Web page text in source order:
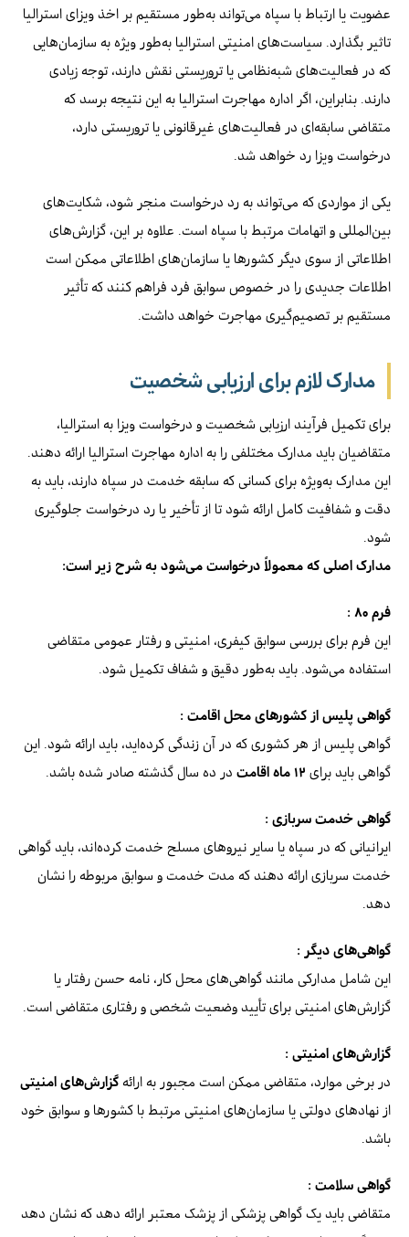
عضویت یا ارتباط با سپاه می‌تواند به‌طور مستقیم بر اخذ ویزای استرالیا
تاثیر بگذارد. سیاست‌های امنیتی استرالیا به‌طور ویژه به سازمان‌هایی
که در فعالیت‌های شبه‌نظامی یا تروریستی نقش دارند، توجه زیادی
دارند. بنابراین، اگر اداره مهاجرت استرالیا به این نتیجه برسد که
متقاضی سابقه‌ای در فعالیت‌های غیرقانونی یا تروریستی دارد،
درخواست ویزا رد خواهد شد.
یکی از مواردی که می‌تواند به رد درخواست منجر شود، شکایت‌های
بین‌المللی و اتهامات مرتبط با سپاه است. علاوه بر این، گزارش‌های
اطلاعاتی از سوی دیگر کشورها یا سازمان‌های اطلاعاتی ممکن است
اطلاعات جدیدی را در خصوص سوابق فرد فراهم کنند که تأثیر
مستقیم بر تصمیم‌گیری مهاجرت خواهد داشت.
مدارک لازم برای ارزیابی شخصیت
برای تکمیل فرآیند ارزیابی شخصیت و درخواست ویزا به استرالیا،
متقاضیان باید مدارک مختلفی را به اداره مهاجرت استرالیا ارائه دهند.
این مدارک به‌ویژه برای کسانی که سابقه خدمت در سپاه دارند، باید به
دقت و شفافیت کامل ارائه شود تا از تأخیر یا رد درخواست جلوگیری
شود.
مدارک اصلی که معمولاً درخواست می‌شود به شرح زیر است:
فرم ۸۰ :
این فرم برای بررسی سوابق کیفری، امنیتی و رفتار عمومی متقاضی
استفاده می‌شود. باید به‌طور دقیق و شفاف تکمیل شود.
گواهی پلیس از کشورهای محل اقامت :
گواهی پلیس از هر کشوری که در آن زندگی کرده‌اید، باید ارائه شود. این
گواهی باید برای ۱۲ ماه اقامت در ده سال گذشته صادر شده باشد.
گواهی خدمت سربازی :
ایرانیانی که در سپاه یا سایر نیروهای مسلح خدمت کرده‌اند، باید گواهی
خدمت سربازی ارائه دهند که مدت خدمت و سوابق مربوطه را نشان
دهد.
گواهی‌های دیگر :
این شامل مدارکی مانند گواهی‌های محل کار، نامه حسن رفتار یا
گزارش‌های امنیتی برای تأیید وضعیت شخصی و رفتاری متقاضی است.
گزارش‌های امنیتی :
در برخی موارد، متقاضی ممکن است مجبور به ارائه گزارش‌های امنیتی
از نهادهای دولتی یا سازمان‌های امنیتی مرتبط با کشورها و سوابق خود
باشد.
گواهی سلامت :
متقاضی باید یک گواهی پزشکی از پزشک معتبر ارائه دهد که نشان دهد